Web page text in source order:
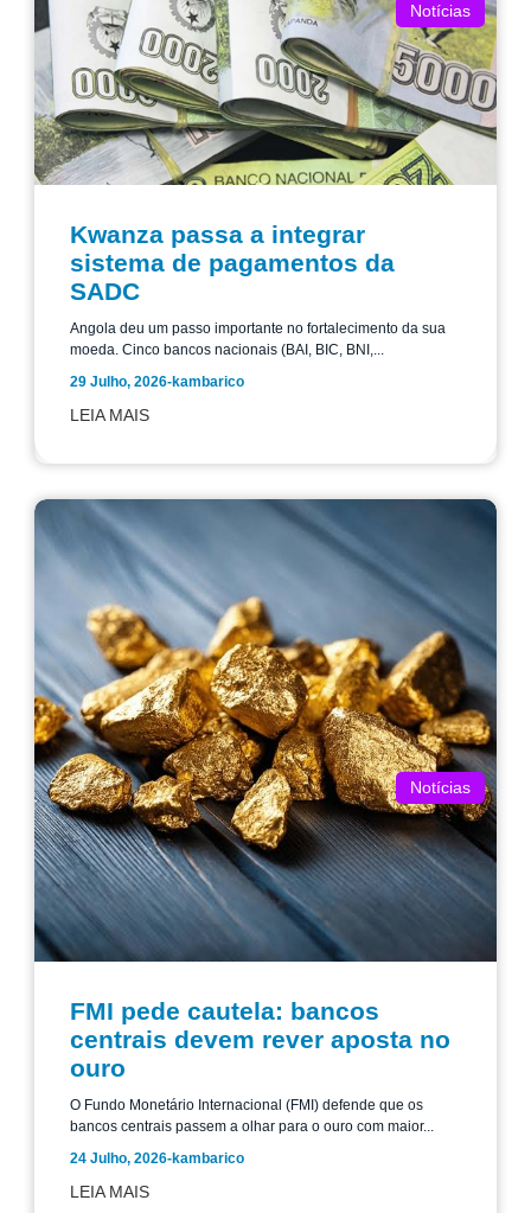
Notícias
Kwanza passa a integrar
sistema de pagamentos da
SADC
Angola deu um passo importante no fortalecimento da sua
moeda. Cinco bancos nacionais (BAI, BIC, BNI,...
29 Julho, 2026-kambarico
LEIA MAIS
Notícias
FMI pede cautela: bancos
centrais devem rever aposta no
ouro
O Fundo Monetário Internacional (FMI) defende que os
bancos centrais passem a olhar para o ouro com maior...
24 Julho, 2026-kambarico
LEIA MAIS